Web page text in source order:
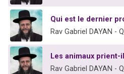
Qui est le dernier
Rav Gabriel DAYAN -
Les animaux prient-
Rav Gabriel DAYAN -